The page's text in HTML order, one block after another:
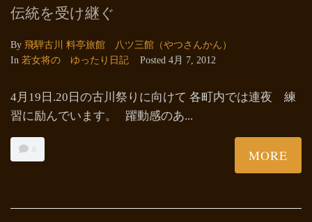
伝統を受け継ぐ
By 飛騨古川 料亭旅館 八ツ三館（やつさんかん）
In 若女将の ゆったり日記 Posted 4月 7, 2012
4月19日.20日の古川祭りに向けて 各町内では連夜 練
習に励んでいます。 躍動感のあ...
0 MORE